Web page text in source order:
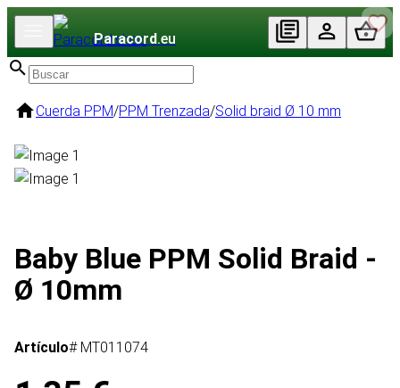
Paracord.eu
Cuerda PPM/PPM Trenzada/Solid braid Ø 10 mm
Baby Blue PPM Solid Braid -
Ø 10mm
Artículo# MT011074